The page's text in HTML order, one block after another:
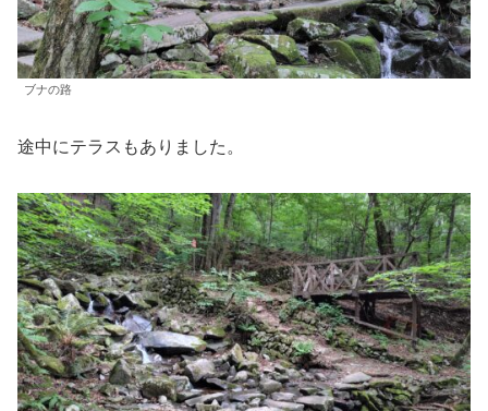
ブナの路
途中にテラスもありました。